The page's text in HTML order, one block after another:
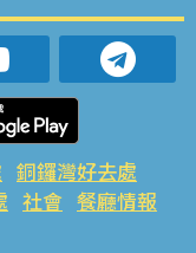
銅鑼灣好去處
社會 餐廳情報